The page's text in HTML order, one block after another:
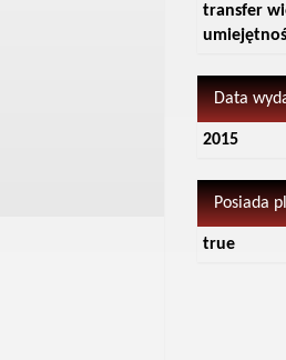
transfer
Data
2015
Posiada
true